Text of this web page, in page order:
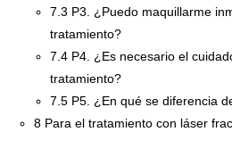
7.3 P3. ¿Puedo maquillarme
tratamiento?
7.4 P4. ¿Es necesario el
tratamiento?
7.5 P5. ¿En qué se diferencia
8 Para el tratamiento con láser